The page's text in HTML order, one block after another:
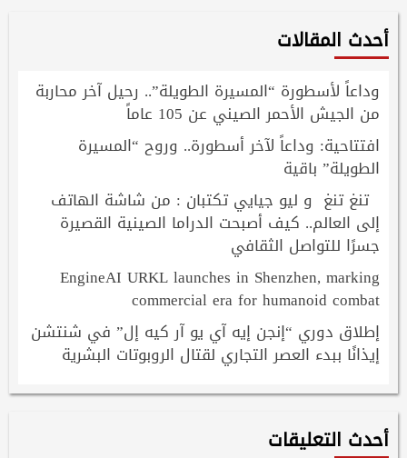
أحدث المقالات
وداعاً لأسطورة “المسيرة الطويلة”.. رحيل آخر محاربة
من الجيش الأحمر الصيني عن 105 عاماً
افتتاحية: وداعاً لآخر أسطورة.. وروح “المسيرة
الطويلة” باقية
تنغ تنغ و ليو جيايي تكتبان : من شاشة الهاتف
إلى العالم.. كيف أصبحت الدراما الصينية القصيرة
جسرًا للتواصل الثقافي
EngineAI URKL launches in Shenzhen, marking
commercial era for humanoid combat
إطلاق دوري “إنجن إيه آي يو آر كيه إل” في شنتشن
إيذانًا ببدء العصر التجاري لقتال الروبوتات البشرية
أحدث التعليقات